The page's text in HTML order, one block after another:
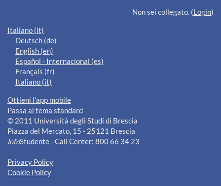
Non sei collegato. (Login)
Italiano ‎(it)‎
Deutsch ‎(de)‎
English ‎(en)‎
Español - Internacional ‎(es)‎
Français ‎(fr)‎
Italiano ‎(it)‎
Ottieni l'app mobile
Passa al tema standard
© 2011 Università degli Studi di Brescia
Piazza del Mercato, 15 - 25121 Brescia
InfoStudente - Call Center: 800 66 34 23
Privacy Policy
Cookie Policy